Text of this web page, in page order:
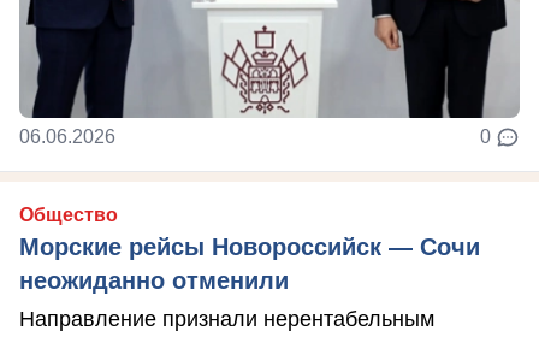
06.06.2026 0
Общество
Морские рейсы Новороссийск — Сочи
неожиданно отменили
Направление признали нерентабельным